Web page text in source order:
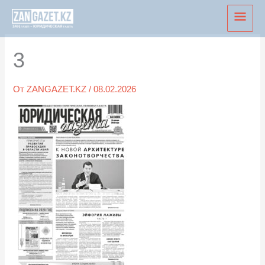
Перейти
содержимому
3
ОтZANGAZET.KZ/08.02.2026